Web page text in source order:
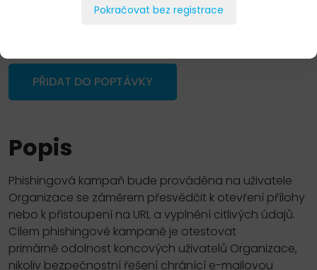
PŘIDAT DO POPTÁVKY
Popis
Phishingová kampaň bude prováděna na uživatele
Organizace se záměrem přesvědčit k otevření přílohy
nebo k přistoupení na URL a vyplnění citlivých údajů.
Cílem phishingové kampaně je otestovat
primárně odolnost koncových uživatelů Organizace,
nikoliv bezpečnostní řešení chránící e-mailovou
Pokračovat bez registrace